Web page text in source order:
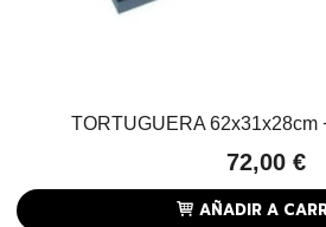
TORTUGUERA 62x31x28cm
72,00 €
AÑADIR A